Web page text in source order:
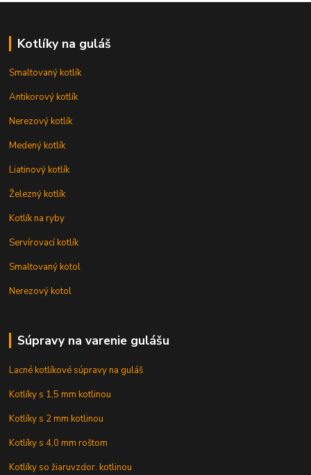
Kotlíky na guláš
Smaltovaný kotlík
Antikorový kotlík
Nerezový kotlík
Medený kotlík
Liatinový kotlík
Železný kotlík
Kotlík na ryby
Servírovací kotlík
Smaltovaný kotol
Nerezový kotol
Súpravy na varenie gulášu
Lacné kotlíkové súpravy na guláš
Kotlíky s 1,5 mm kotlinou
Kotlíky s 2 mm kotlinou
Kotlíky s 4,0 mm roštom
Kotlíky so žiaruvzdor. kotlinou